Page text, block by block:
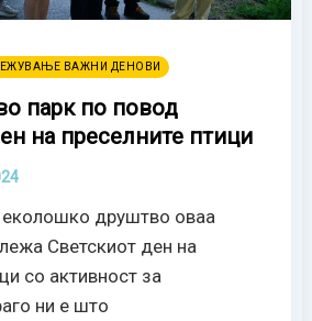
ВАЖНИ ДЕНОВИ
парк по повод
на преселните птици
друштво оваа
Светскиот ден на
со активност за
ни е што